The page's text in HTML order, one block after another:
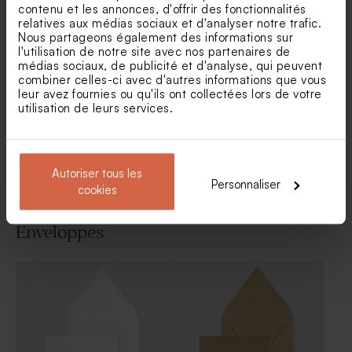
contenu et les annonces, d'offrir des fonctionnalités
relatives aux médias sociaux et d'analyser notre trafic.
Nous partageons également des informations sur
l'utilisation de notre site avec nos partenaires de
médias sociaux, de publicité et d'analyse, qui peuvent
combiner celles-ci avec d'autres informations que vous
leur avez fournies ou qu'ils ont collectées lors de votre
utilisation de leurs services.
Autoriser tous les
cookies
Personnaliser
Faire part mariage cache
coeur champêtre
Faire part mariage
passeport et billet de voyage
Enveloppes